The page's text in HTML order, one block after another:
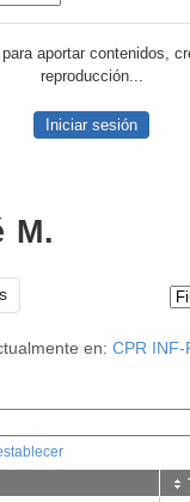
aportar contenidos,
reproducción...
Iniciar sesión
M.
en: CPR INF-